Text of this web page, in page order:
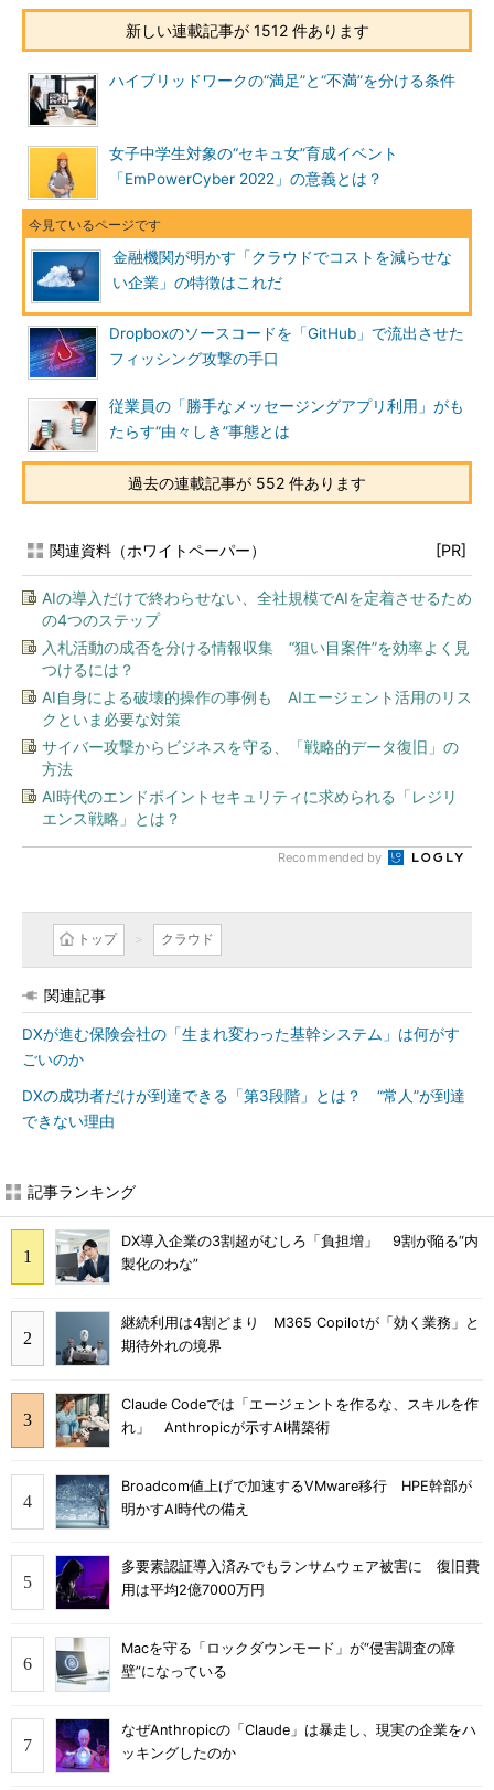
新しい連載記事が 1512 件あります
ハイブリッドワークの“満足”と“不満”を分ける条件
女子中学生対象の“セキュ女”育成イベント
「EmPowerCyber 2022」の意義とは？
金融機関が明かす「クラウドでコストを減らせな
い企業」の特徴はこれだ
Dropboxのソースコードを「GitHub」で流出させた
フィッシング攻撃の手口
従業員の「勝手なメッセージングアプリ利用」がも
たらす“由々しき”事態とは
過去の連載記事が 552 件あります
関連資料（ホワイトペーパー） [PR]
AIの導入だけで終わらせない、全社規模でAIを定着させるため
の4つのステップ
入札活動の成否を分ける情報収集 “狙い目案件”を効率よく見
つけるには？
AI自身による破壊的操作の事例も AIエージェント活用のリス
クといま必要な対策
サイバー攻撃からビジネスを守る、「戦略的データ復旧」の
方法
AI時代のエンドポイントセキュリティに求められる「レジリ
エンス戦略」とは？
Recommended by
トップ クラウド
関連記事
DXが進む保険会社の「生まれ変わった基幹システム」は何がす
ごいのか
DXの成功者だけが到達できる「第3段階」とは？ “常人”が到達
できない理由
記事ランキング
DX導入企業の3割超がむしろ「負担増」 9割が陥る“内
製化のわな”
継続利用は4割どまり M365 Copilotが「効く業務」と
期待外れの境界
Claude Codeでは「エージェントを作るな、スキルを作
れ」 Anthropicが示すAI構築術
Broadcom値上げで加速するVMware移行 HPE幹部が
明かすAI時代の備え
多要素認証導入済みでもランサムウェア被害に 復旧費
用は平均2億7000万円
Macを守る「ロックダウンモード」が“侵害調査の障
壁”になっている
なぜAnthropicの「Claude」は暴走し、現実の企業をハ
ッキングしたのか